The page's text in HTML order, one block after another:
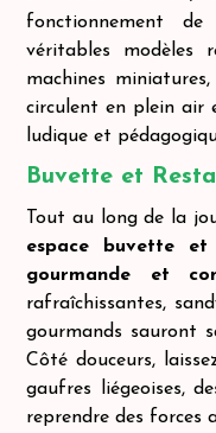
fonctionnement de
véritables modèles
machines
circulent en plein air
ludique et
Buvette et
Tout au long de la
espace buvette
gourmande et
rafraîchissantes,
gourmands sauront
Côté douceurs,
gaufres liégeoises,
reprendre des forces